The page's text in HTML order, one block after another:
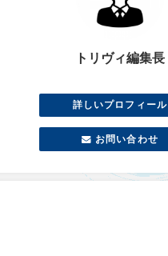
トリヴィ編集長
詳しいプロフィール
お問い合わせ